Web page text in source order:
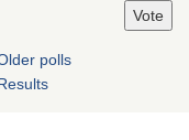
polls